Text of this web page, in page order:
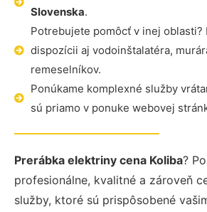
Slovenska.
Potrebujete pomôcť v inej oblasti?
dispozícii aj vodoinštalatéra,
remeselníkov.
Ponúkame komplexné služby
sú priamo v ponuke webovej
Prerábka elektriny cena Koliba?
profesionálne, kvalitné a zároveň
služby, ktoré sú prispôsobené